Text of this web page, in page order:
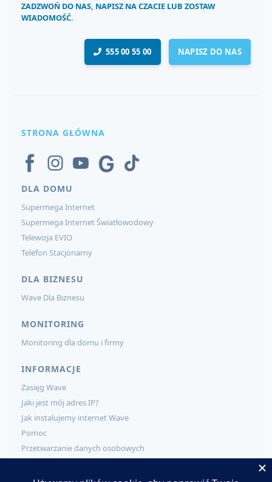
ZADZWOŃ DO NAS, NAPISZ NA CZACIE LUB ZOSTAW
WIADOMOŚĆ.
555 00 55 00 NAPISZ DO NAS
STRONA GŁÓWNA
DLA DOMU
Supermega Internet
Supermega Internet Światłowodowy
Telewizja EVIO
Telefon Stacjonarny
DLA BIZNESU
Wave Dla Biznesu
MONITORING
Monitoring dla domu i firmy
INFORMACJE
Zasięg Wave
Jaki jest mój adres IP?
Jak instalujemy internet Wave
Pomoc
Przetwarzanie danych osobowych